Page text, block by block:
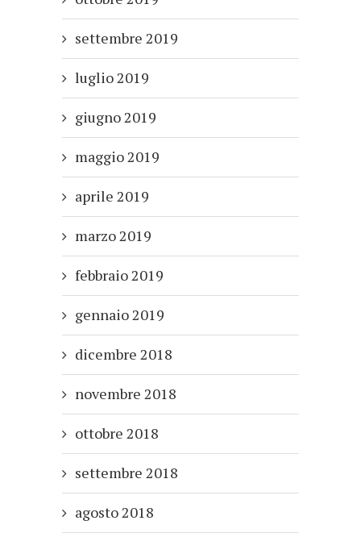
settembre 2019
luglio 2019
giugno 2019
maggio 2019
aprile 2019
marzo 2019
febbraio 2019
gennaio 2019
dicembre 2018
novembre 2018
ottobre 2018
settembre 2018
agosto 2018